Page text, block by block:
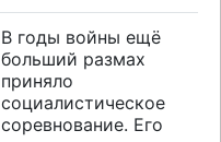
В годы войны ещё
больший размах
приняло
социалистическое
соревнование. Его